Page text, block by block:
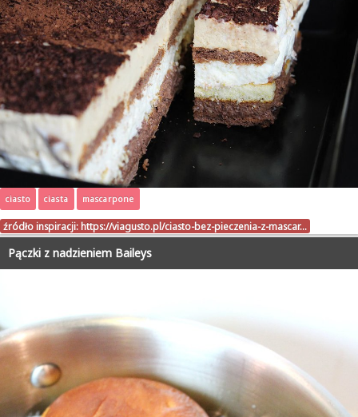
ciasto ciasta mascarpone
źródło inspiracji: https://viagusto.pl/ciasto-bez-pieczenia-z-mascar…
Pączki z nadzieniem Baileys